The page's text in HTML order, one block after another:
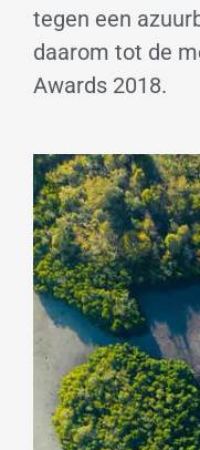
tegen een
daarom tot de
Awards 2018.